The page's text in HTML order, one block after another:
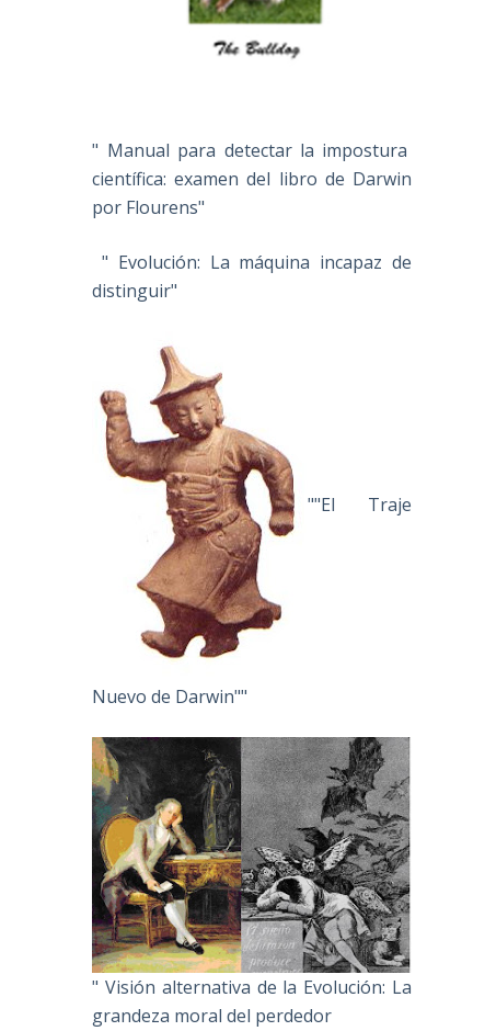
" Manual para detectar la impostura
científica: examen del libro de Darwin
por Flourens"
" Evolución: La máquina incapaz de
distinguir"
""El Traje
Nuevo de Darwin""
" Visión alternativa de la Evolución: La
grandeza moral del perdedor